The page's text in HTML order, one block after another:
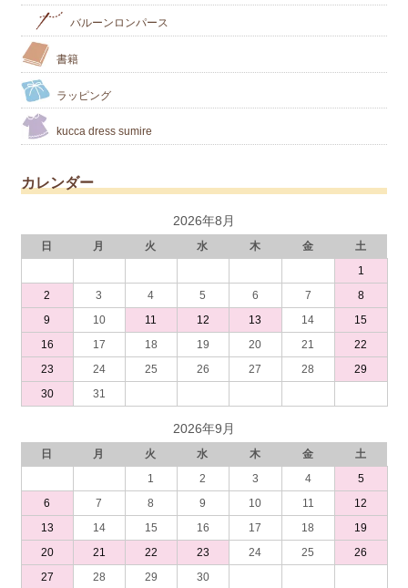
バルーンロンパース
書籍
ラッピング
kucca dress sumire
カレンダー
2026年8月
日 月 火 水 木 金
土
1
2
3 4 5 6 7
8
9
10 11 12 13 14
15
16
17 18 19 20 21
22
23
24 25 26 27 28
29
30
31
2026年9月
日 月 火 水 木 金
土
1
2 3 4
5
6
7 8 9 10 11
12
13
14 15 16 17 18
19
20
21 22 23 24 25
26
27
28 29 30